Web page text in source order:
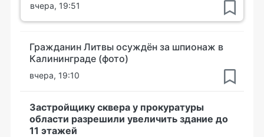
вчера, 19:51
Гражданин Литвы осуждён за шпионаж в
Калининграде (фото)
вчера, 19:10
Застройщику сквера у прокуратуры
области разрешили увеличить здание до
11 этажей